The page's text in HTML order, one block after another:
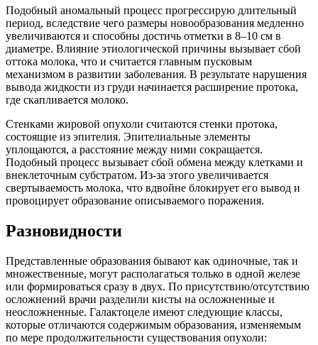
Подобный аномальный процесс прогрессирую длительный
период, вследствие чего размеры новообразования медленно
увеличиваются и способны достичь отметки в 8–10 см в
диаметре. Влияние этиологической причины вызывает сбой
оттока молока, что и считается главным пусковым
механизмом в развитии заболевания. В результате нарушения
вывода жидкости из груди начинается расширение протока,
где скапливается молоко.
Стенками жировой опухоли считаются стенки протока,
состоящие из эпителия. Эпителиальные элементы
уплощаются, а расстояние между ними сокращается.
Подобный процесс вызывает сбой обмена между клетками и
внеклеточным субстратом. Из-за этого увеличивается
свертываемость молока, что вдвойне блокирует его вывод и
провоцирует образование описываемого поражения.
Разновидности
Представленные образования бывают как одиночные, так и
множественные, могут располагаться только в одной железе
или формироваться сразу в двух. По присутствию/отсутствию
осложнений врачи разделили кисты на осложненные и
неосложненные. Галактоцеле имеют следующие классы,
которые отличаются содержимым образования, изменяемым
по мере продолжительности существования опухоли: